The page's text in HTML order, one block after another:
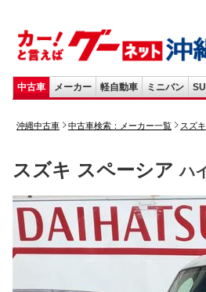
中古車 メーカー 軽自動車 ミニバン
沖縄中古車 中古車検索：メーカー一覧 スズキ
スズキ スペーシアハ